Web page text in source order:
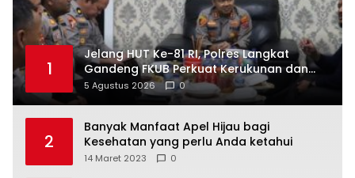
1
Jelang HUT Ke-81 RI, Polres Langkat
Gandeng FKUB Perkuat Kerukunan dan
Kamtibmas
5 Agustus 2026 0
2
Banyak Manfaat Apel Hijau bagi
Kesehatan yang perlu Anda ketahui
14 Maret 2023 0